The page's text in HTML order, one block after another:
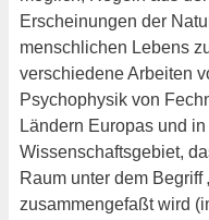
Erscheinungen der
menschlichen Lebens
verschiedene Arbeiten
Psychophysik von
Ländern Europas und
Wissenschaftsgebiet,
Raum unter dem Begriff
zusammengefaßt wird